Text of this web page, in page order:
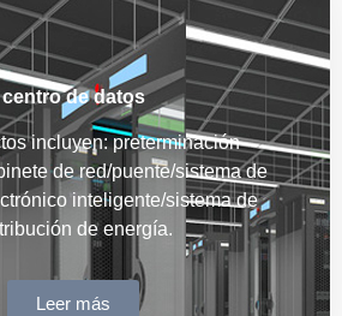
centro de datos
incluyen: preterminación
de red/puente/sistema de
inteligente/sistema de
de energía.
Leer más